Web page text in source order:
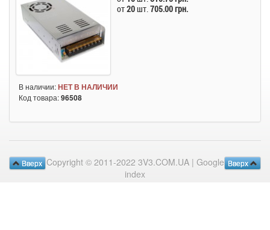
от20шт.705.00 грн.
В наличии:НЕТ В НАЛИЧИИ
Код товара:96508
Вверх
Вверх Copyright © 2011-2022 3V3.COM.UA | Google
index